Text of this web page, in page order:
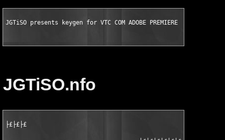
JGTiSO presents keygen for VTC COM ADOBE PREMIERE PRO CS5
JGTiSO.nfo
├£├£├£